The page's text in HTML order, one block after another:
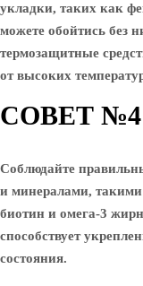
укладки, таких как
можете обойтись без
термозащитные
от высоких
СОВЕТ №4
Соблюдайте
и минералами,
биотин и омега-3
способствует
состояния.